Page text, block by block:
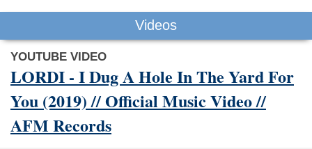
Videos
YOUTUBE VIDEO
LORDI - I Dug A Hole In The Yard For
You (2019) // Official Music Video //
AFM Records